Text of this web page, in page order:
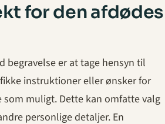
for den afdødes
begravelse er at tage hensyn til
instruktioner eller ønsker for
som muligt. Dette kan omfatte valg
personlige detaljer. En